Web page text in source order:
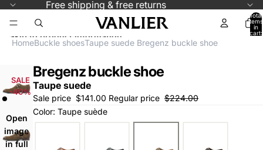
Free shipping & free returns
Total
items
in
cart:
HomeBuckle shoesTaupe suede Bregenz buckle shoe
Skip to product information
SALE
-40%
Open
image
in full
Bregenz buckle shoe
Taupe suede
Sale price $141.00 Regular price $224.00
Color: Taupe suède